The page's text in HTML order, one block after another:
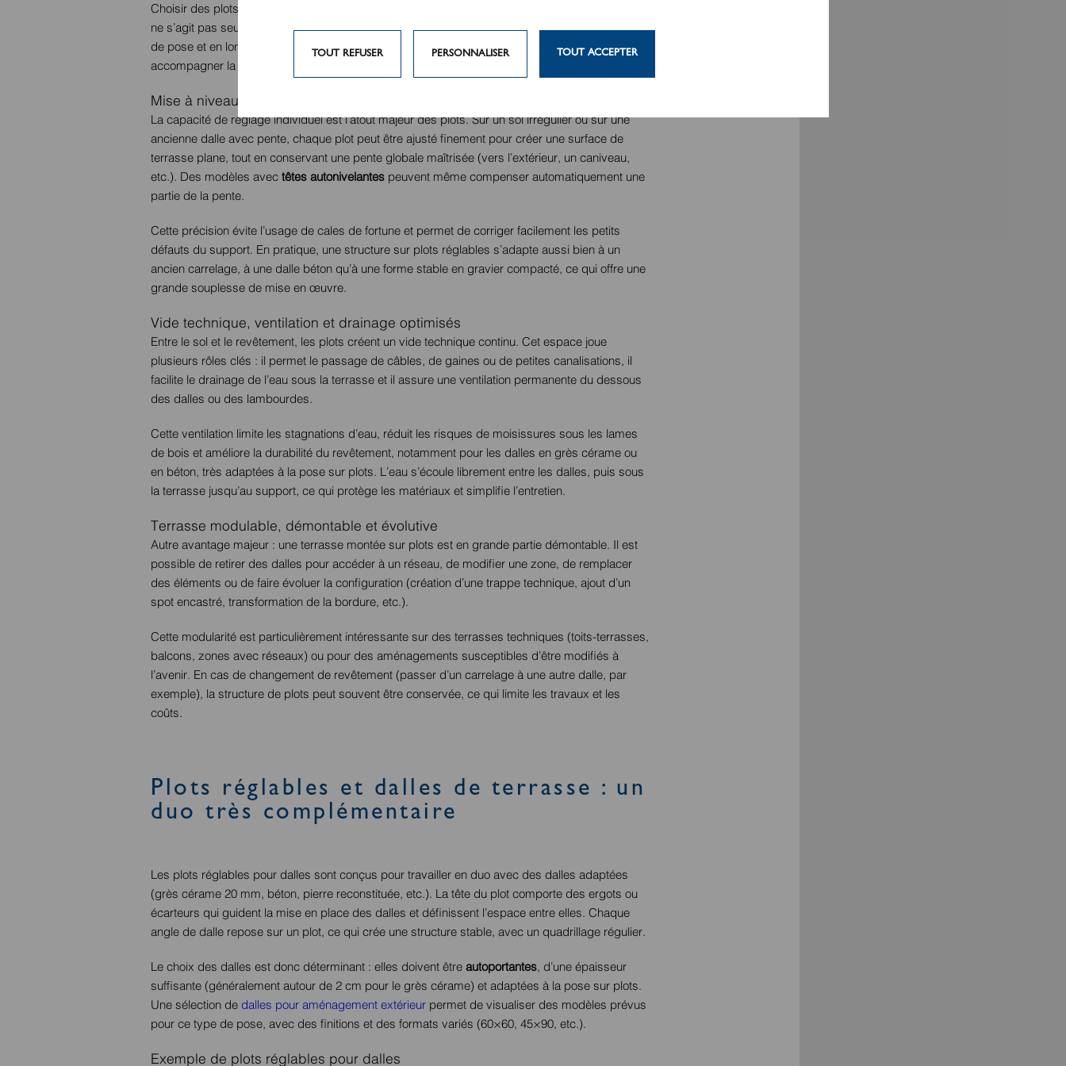
Choisir des plots réglables comme base de terrasse apporte plusieurs avantages simultanés. Il
ne s’agit pas seulement d’éviter une dalle béton, mais aussi de gagner en précision, en confort
de pose et en longévité. Les plots deviennent un véritable système constructif, pensé pour
accompagner la vie de la terrasse sur le long terme.
Mise à niveau millimétrée et gestion des pentes
La capacité de réglage individuel est l’atout majeur des plots. Sur un sol irrégulier ou sur une
ancienne dalle avec pente, chaque plot peut être ajusté finement pour créer une surface de
terrasse plane, tout en conservant une pente globale maîtrisée (vers l’extérieur, un caniveau,
etc.). Des modèles avec têtes autonivelantes peuvent même compenser automatiquement une
partie de la pente.
Cette précision évite l’usage de cales de fortune et permet de corriger facilement les petits
défauts du support. En pratique, une structure sur plots réglables s’adapte aussi bien à un
ancien carrelage, à une dalle béton qu’à une forme stable en gravier compacté, ce qui offre une
grande souplesse de mise en œuvre.
Vide technique, ventilation et drainage optimisés
Entre le sol et le revêtement, les plots créent un vide technique continu. Cet espace joue
plusieurs rôles clés : il permet le passage de câbles, de gaines ou de petites canalisations, il
facilite le drainage de l’eau sous la terrasse et il assure une ventilation permanente du dessous
des dalles ou des lambourdes.
Cette ventilation limite les stagnations d’eau, réduit les risques de moisissures sous les lames
de bois et améliore la durabilité du revêtement, notamment pour les dalles en grès cérame ou
en béton, très adaptées à la pose sur plots. L’eau s’écoule librement entre les dalles, puis sous
la terrasse jusqu’au support, ce qui protège les matériaux et simplifie l’entretien.
Terrasse modulable, démontable et évolutive
Autre avantage majeur : une terrasse montée sur plots est en grande partie démontable. Il est
possible de retirer des dalles pour accéder à un réseau, de modifier une zone, de remplacer
des éléments ou de faire évoluer la configuration (création d’une trappe technique, ajout d’un
spot encastré, transformation de la bordure, etc.).
Cette modularité est particulièrement intéressante sur des terrasses techniques (toits-terrasses,
balcons, zones avec réseaux) ou pour des aménagements susceptibles d’être modifiés à
l’avenir. En cas de changement de revêtement (passer d’un carrelage à une autre dalle, par
exemple), la structure de plots peut souvent être conservée, ce qui limite les travaux et les
coûts.
Plots réglables et dalles de terrasse : un
duo très complémentaire
Les plots réglables pour dalles sont conçus pour travailler en duo avec des dalles adaptées
(grès cérame 20 mm, béton, pierre reconstituée, etc.). La tête du plot comporte des ergots ou
écarteurs qui guident la mise en place des dalles et définissent l’espace entre elles. Chaque
angle de dalle repose sur un plot, ce qui crée une structure stable, avec un quadrillage régulier.
Le choix des dalles est donc déterminant : elles doivent être autoportantes, d’une épaisseur
suffisante (généralement autour de 2 cm pour le grès cérame) et adaptées à la pose sur plots.
Une sélection de dalles pour aménagement extérieur permet de visualiser des modèles prévus
pour ce type de pose, avec des finitions et des formats variés (60×60, 45×90, etc.).
Exemple de plots réglables pour dalles
TOUT REFUSER PERSONNALISER TOUT ACCEPTER